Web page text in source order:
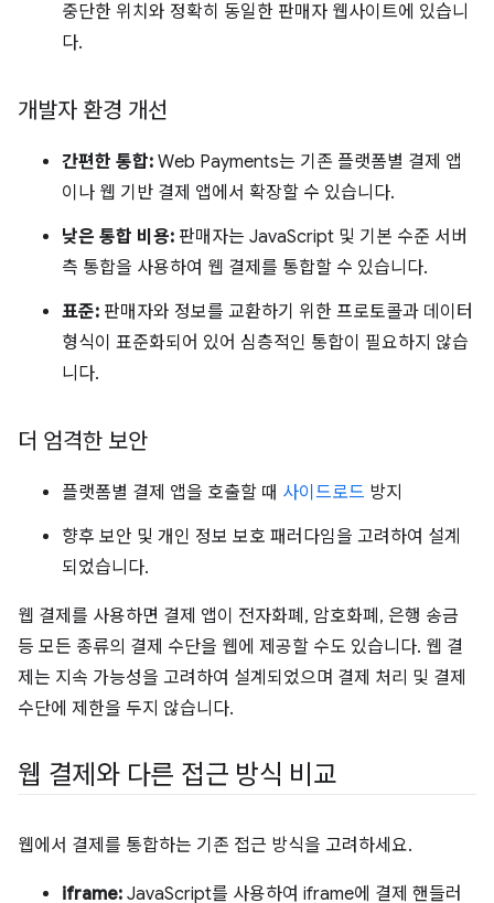
중단한 위치와 정확히 동일한 판매자 웹사이트에 있습니
다.
개발자 환경 개선
간편한 통합: Web Payments는 기존 플랫폼별 결제 앱
이나 웹 기반 결제 앱에서 확장할 수 있습니다.
낮은 통합 비용: 판매자는 JavaScript 및 기본 수준 서버
측 통합을 사용하여 웹 결제를 통합할 수 있습니다.
표준: 판매자와 정보를 교환하기 위한 프로토콜과 데이터
형식이 표준화되어 있어 심층적인 통합이 필요하지 않습
니다.
더 엄격한 보안
플랫폼별 결제 앱을 호출할 때 사이드로드 방지
향후 보안 및 개인 정보 보호 패러다임을 고려하여 설계
되었습니다.
웹 결제를 사용하면 결제 앱이 전자화폐, 암호화폐, 은행 송금
등 모든 종류의 결제 수단을 웹에 제공할 수도 있습니다. 웹 결
제는 지속 가능성을 고려하여 설계되었으며 결제 처리 및 결제
수단에 제한을 두지 않습니다.
웹 결제와 다른 접근 방식 비교
웹에서 결제를 통합하는 기존 접근 방식을 고려하세요.
iframe: JavaScript를 사용하여 iframe에 결제 핸들러